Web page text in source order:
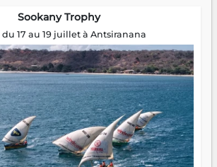
Sookany Trophy
17 au 19 juillet à Antsiranana